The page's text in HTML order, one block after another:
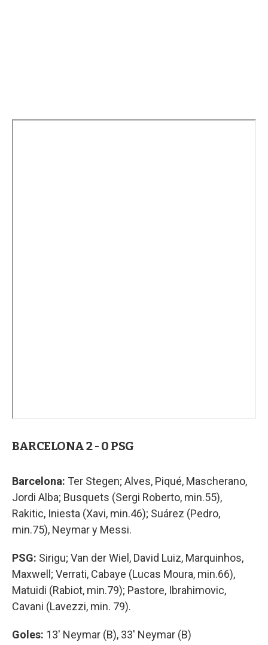
BARCELONA 2 - 0 PSG
Barcelona: Ter Stegen; Alves, Piqué, Mascherano,
Jordi Alba; Busquets (Sergi Roberto, min.55),
Rakitic, Iniesta (Xavi, min.46); Suárez (Pedro,
min.75), Neymar y Messi.
PSG: Sirigu; Van der Wiel, David Luiz, Marquinhos,
Maxwell; Verrati, Cabaye (Lucas Moura, min.66),
Matuidi (Rabiot, min.79); Pastore, Ibrahimovic,
Cavani (Lavezzi, min. 79).
Goles: 13' Neymar (B), 33' Neymar (B)